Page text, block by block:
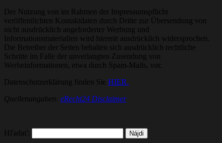
Der Nutzung von im Rahmen der Impressumspflicht
veröffentlichten Kontaktdaten durch Dritte zur Übersendung von
nicht ausdrücklich angeforderter Werbung und
Informationsmaterialien wird hiermit ausdrücklich widersprochen.
Die Betreiber der Seiten behalten sich ausdrücklich rechtliche
Schritte im Falle der unverlangten Zusendung von
Werbeinformationen, etwa durch Spam-Mails, vor.
Datenschutzerklärung finden Sie HIER.
Quellenangaben: eRecht24 Disclaimer
Hľadať: